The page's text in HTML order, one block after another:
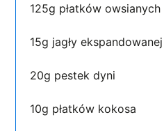
125g płatków owsianych
15g jagły ekspandowanej
20g pestek dyni
10g płatków kokosa